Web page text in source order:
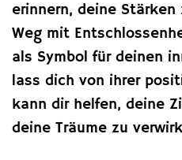
erinnern, deine
Weg mit
als Symbol für deinen
lass dich von ihrer
kann dir helfen, deine
deine Träume zu